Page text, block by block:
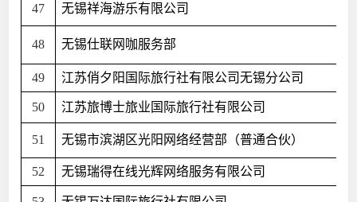
47 无锡祥海游乐有限公司
48 无锡仕联网咖服务部
49 江苏俏夕阳国际旅行社有限公司无锡分公司
50 江苏旅博士旅业国际旅行社有限公司
51 无锡市滨湖区光阳网络经营部（普通合伙）
52 无锡瑞得在线光辉网络服务有限公司